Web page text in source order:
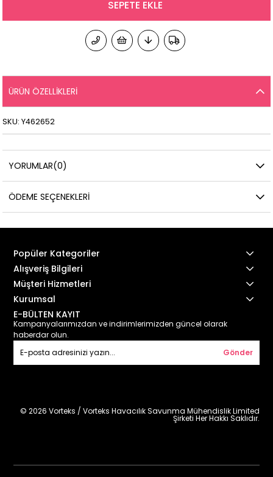
ÜRÜN ÖZELLIKLERI
SKU: Y462652
YORUMLAR(0)
ÖDEME SEÇENEKLERI
Popüler Kategoriler
Alışveriş Bilgileri
Müşteri Hizmetleri
Kurumsal
E-BÜLTEN KAYIT
Kampanyalarımızdan ve indirimlerimizden güncel olarak
haberdar olun.
Gönder
© 2026 Vorteks / Vorteks Havacılık Savunma Mühendislik Limited
Şirketi Her Hakkı Saklıdır.